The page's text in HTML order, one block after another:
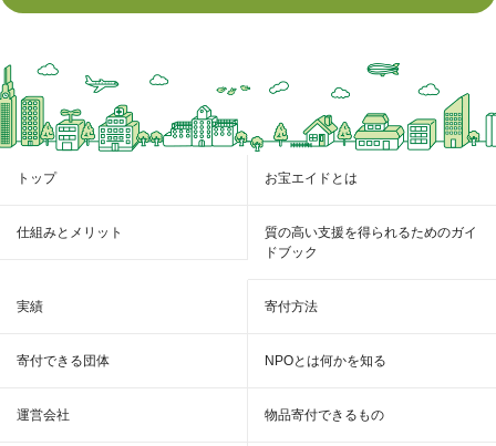
トップ お宝エイドとは
仕組みとメリット
質の高い支援を得られるためのガイ
ドブック
実績 寄付方法
寄付できる団体 NPOとは何かを知る
運営会社 物品寄付できるもの